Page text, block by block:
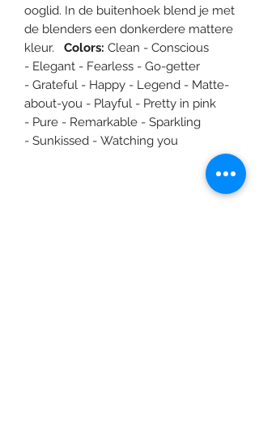
ooglid. In de buitenhoek blend je met
de blenders een donkerdere mattere
kleur.
Colors: Clean - Conscious
- Elegant - Fearless - Go-getter
- Grateful - Happy - Legend - Matte-
about-you - Playful - Pretty in pink
- Pure - Remarkable - Sparkling
- Sunkissed - Watching you